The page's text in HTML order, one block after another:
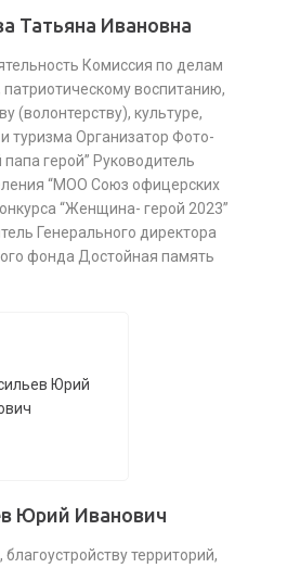
Татьяна Ивановна
Комиссия по делам
воспитанию,
(волонтерству), культуре,
туризма Организатор Фото-
герой” Руководитель
“МОО Союз офицерских
“Женщина- герой 2023”
Генерального директора
фонда Достойная память
Юрий Иванович
территорий,